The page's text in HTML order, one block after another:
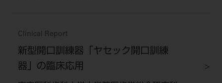
Clinical Report
新型開口訓練器「ヤセック開口訓練
器」の臨床応用